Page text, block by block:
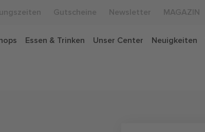
Gutscheine Newsletter MAGAZIN
Essen & Trinken Unser Center Neuigkeiten